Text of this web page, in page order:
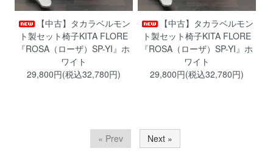
【中古】タカラベルモン
ト製セット椅子KITA FLORE
『ROSA（ローザ）SP-YI』ホ
ワイト
29,800円(税込32,780円)
【中古】タカラベルモン
ト製セット椅子KITA FLORE
『ROSA（ローザ）SP-YI』ホ
ワイト
29,800円(税込32,780円)
« Prev
Next »